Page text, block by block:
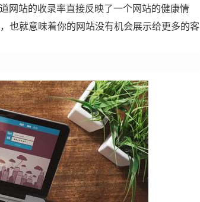
网站的收录率直接反映了一个网站的健康情
也就意味着你的网站没有机会展示给更多的客